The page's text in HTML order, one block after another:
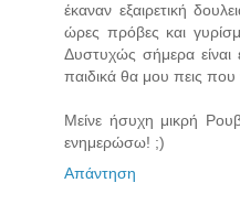
έκαναν εξαιρετική
ώρες πρόβες και
Δυστυχώς σήμερα
παιδικά θα μου πεις που
Μείνε ήσυχη μικρή
ενημερώσω! ;)
Απάντηση